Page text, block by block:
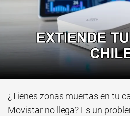
¿Tienes zonas muertas en tu
Movistar no llega? Es un